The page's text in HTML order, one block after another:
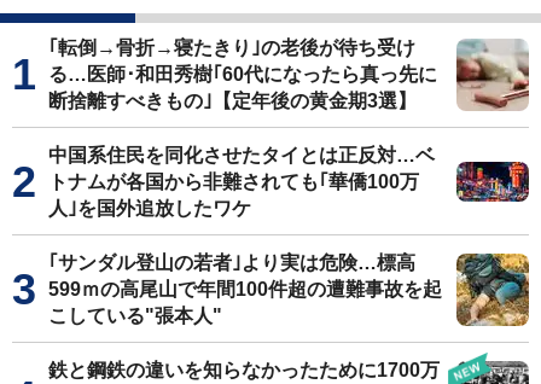
｢転倒→骨折→寝たきり｣の老後が待ち受け
る…医師･和田秀樹｢60代になったら真っ先に
断捨離すべきもの｣【定年後の黄金期3選】
中国系住民を同化させたタイとは正反対…ベ
トナムが各国から非難されても｢華僑100万
人｣を国外追放したワケ
｢サンダル登山の若者｣より実は危険…標高
599ｍの高尾山で年間100件超の遭難事故を起
こしている"張本人"
鉄と鋼鉄の違いを知らなかったために1700万